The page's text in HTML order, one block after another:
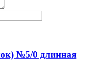
№5/0 длинная